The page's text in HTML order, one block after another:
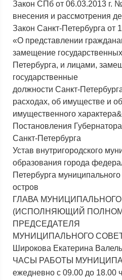
Закон СПб от 06.03.2013 г.
внесения и рассмотрения
Закон Санкт-Петербурга от
«О представлении
замещение
Петербурга, и лицами,
государственные
должности Санкт-
расходах, об имуществе и
имущественного
Постановления
Санкт-Петербурга
Устав внутригородского
образования города
Петербурга муниципального
остров
ГЛАВА
(ИСПОЛНЯЮЩИЙ
ПРЕДСЕДАТЕЛЯ
МУНИЦИПАЛЬНОГО
Широкова Екатерина
ЧАСЫ РАБОТЫ
ежедневно с 09.00 до 18.00